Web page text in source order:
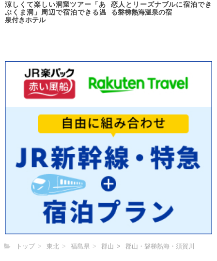
涼しくて楽しい洞窟ツアー「あ
ぶくま洞」周辺で宿泊できる温
泉付きホテル
恋人とリーズナブルに宿泊でき
る磐梯熱海温泉の宿
トップ 東北 福島県 郡山 郡山・磐梯熱海・須賀川